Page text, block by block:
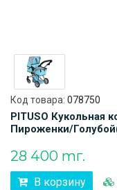
Код товара: 078750
PITUSO Кукольная
Пироженки/
28 400 тг.
В корзину